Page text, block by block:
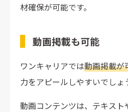
材確保が可能です。
動画掲載も可能
ワンキャリアでは動画掲載が
力をアピールしやすいでしょ
動画コンテンツは、テキスト